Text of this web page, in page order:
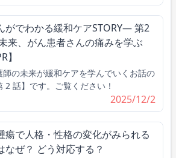
がでわかる緩和ケアSTORY― 第2
来、がん患者さんの痛みを学ぶ
】
師の未来が緩和ケアを学んでいくお話の
2 話】です。ご覧ください！
2025/12/2
瘍で人格・性格の変化がみられる
なぜ？ どう対応する？